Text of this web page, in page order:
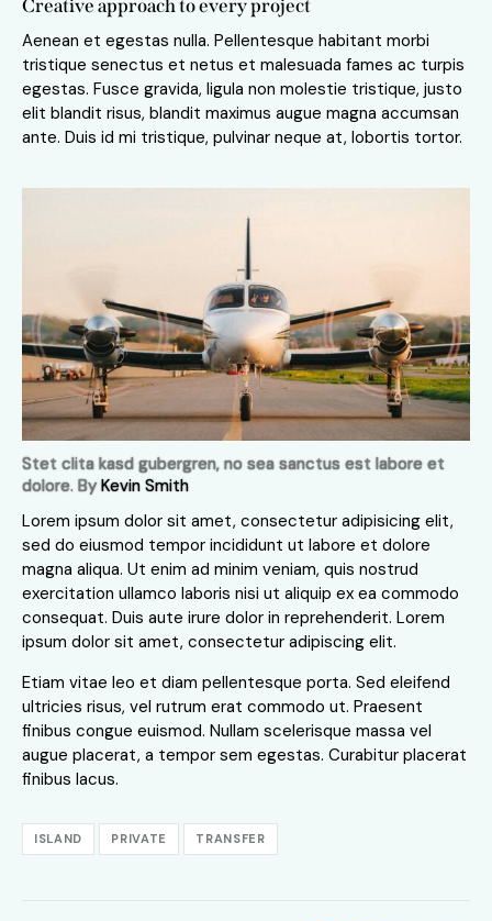
Creative approach to every project
Aenean et egestas nulla. Pellentesque habitant morbi
tristique senectus et netus et malesuada fames ac turpis
egestas. Fusce gravida, ligula non molestie tristique, justo
elit blandit risus, blandit maximus augue magna accumsan
ante. Duis id mi tristique, pulvinar neque at, lobortis tortor.
Stet clita kasd gubergren, no sea sanctus est labore et
dolore. ByKevin Smith
Lorem ipsum dolor sit amet, consectetur adipisicing elit,
sed do eiusmod tempor incididunt ut labore et dolore
magna aliqua. Ut enim ad minim veniam, quis nostrud
exercitation ullamco laboris nisi ut aliquip ex ea commodo
consequat. Duis aute irure dolor in reprehenderit. Lorem
ipsum dolor sit amet, consectetur adipiscing elit.
Etiam vitae leo et diam pellentesque porta. Sed eleifend
ultricies risus, vel rutrum erat commodo ut. Praesent
finibus congue euismod. Nullam scelerisque massa vel
augue placerat, a tempor sem egestas. Curabitur placerat
finibus lacus.
ISLAND PRIVATE TRANSFER